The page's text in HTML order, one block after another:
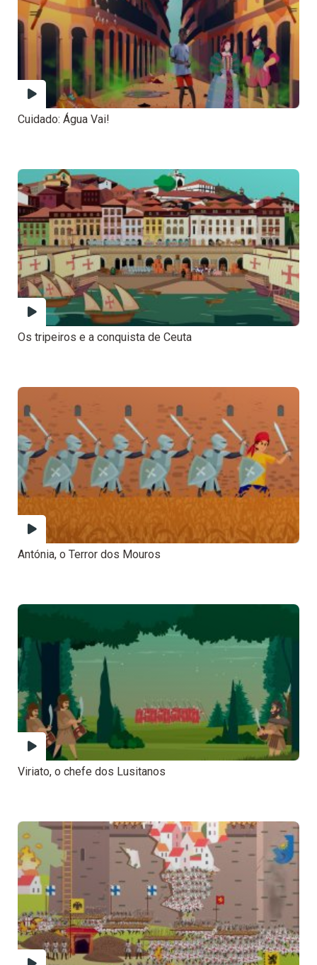
Cuidado: Água Vai!
Os tripeiros e a conquista de Ceuta
Antónia, o Terror dos Mouros
Viriato, o chefe dos Lusitanos